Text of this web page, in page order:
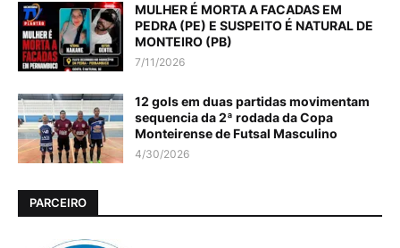
MULHER É MORTA A FACADAS EM
PEDRA (PE) E SUSPEITO É NATURAL DE
MONTEIRO (PB)
7/11/2026
12 gols em duas partidas movimentam
sequencia da 2ª rodada da Copa
Monteirense de Futsal Masculino
4/30/2026
PARCEIRO